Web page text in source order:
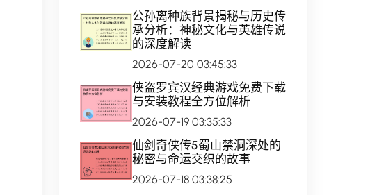
公孙离种族背景揭秘与历史传
承分析：神秘文化与英雄传说
的深度解读
2026-07-20 03:45:33
侠盗罗宾汉经典游戏免费下载
与安装教程全方位解析
2026-07-19 03:35:33
仙剑奇侠传5蜀山禁洞深处的
秘密与命运交织的故事
2026-07-18 03:38:25